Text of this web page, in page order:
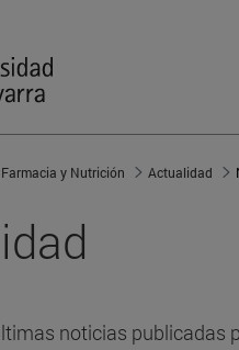
y Nutrición Actualidad
noticias publicadas